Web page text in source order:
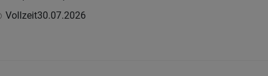
Vollzeit30.07.2026